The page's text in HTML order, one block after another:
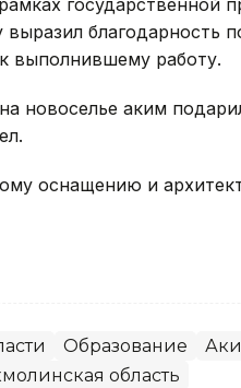
государственной
выразил
выполнившему работу.
новоселье аким
оснащению и
Образование
область